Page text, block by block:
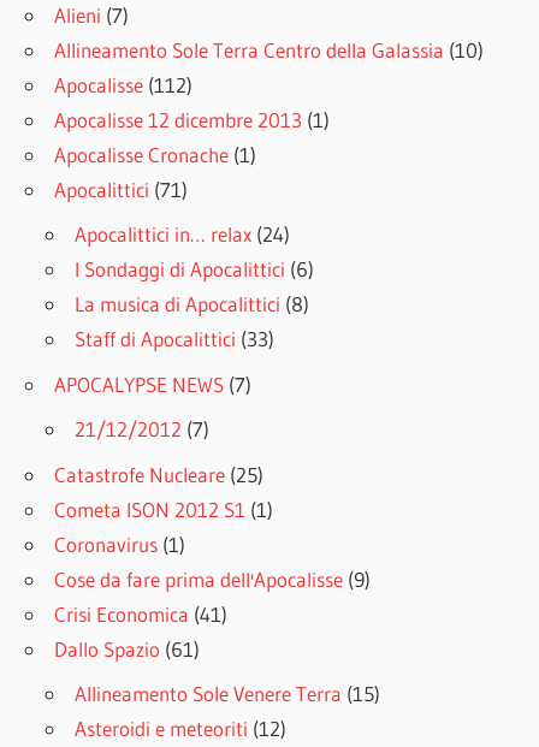
Alieni (7)
Allineamento Sole Terra Centro della Galassia (10)
Apocalisse (112)
Apocalisse 12 dicembre 2013 (1)
Apocalisse Cronache (1)
Apocalittici (71)
Apocalittici in… relax (24)
I Sondaggi di Apocalittici (6)
La musica di Apocalittici (8)
Staff di Apocalittici (33)
APOCALYPSE NEWS (7)
21/12/2012 (7)
Catastrofe Nucleare (25)
Cometa ISON 2012 S1 (1)
Coronavirus (1)
Cose da fare prima dell'Apocalisse (9)
Crisi Economica (41)
Dallo Spazio (61)
Allineamento Sole Venere Terra (15)
Asteroidi e meteoriti (12)